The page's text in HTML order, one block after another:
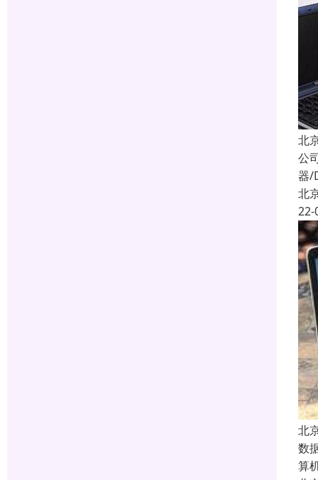
北
公
器/
北
22-
北
数
算